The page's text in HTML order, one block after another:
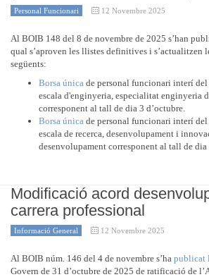
Personal Funcionari 12 Novembre 2025
Al BOIB 148 del 8 de novembre de 2025 s’han
qual s’aproven les llistes definitives i s’actualitzen
següents:
Borsa única de personal funcionari interí
escala d'enginyeria, especialitat enginyeria
corresponent al tall de dia 3 d’octubre.
Borsa única de personal funcionari interí
escala de recerca, desenvolupament i
desenvolupament corresponent al tall de dia
Modificació acord
carrera professional
Informació General 12 Novembre 2025
Al BOIB núm. 146 del 4 de novembre s’ha publicat
Govern de 31 d’octubre de 2025 de ratificació de